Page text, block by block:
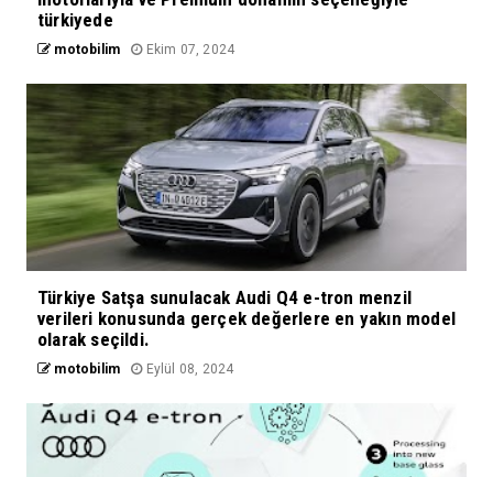
türkiyede
motobilim Ekim 07, 2024
Türkiye Satşa sunulacak Audi Q4 e-tron menzil
verileri konusunda gerçek değerlere en yakın model
olarak seçildi.
motobilim Eylül 08, 2024